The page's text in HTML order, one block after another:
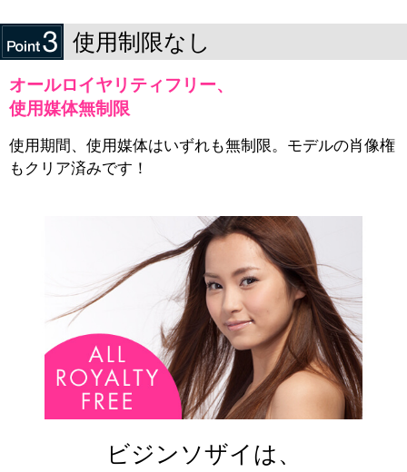
使用制限なし
オールロイヤリティフリー、
使用媒体無制限
使用期間、使用媒体はいずれも無制限。モデルの肖像権
もクリア済みです！
ビジンソザイは、